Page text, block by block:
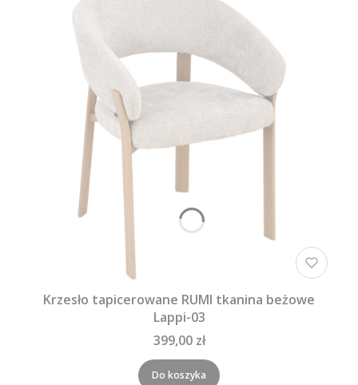
Krzesło tapicerowane RUMI tkanina beżowe
Lappi-03
399,00 zł
Do koszyka